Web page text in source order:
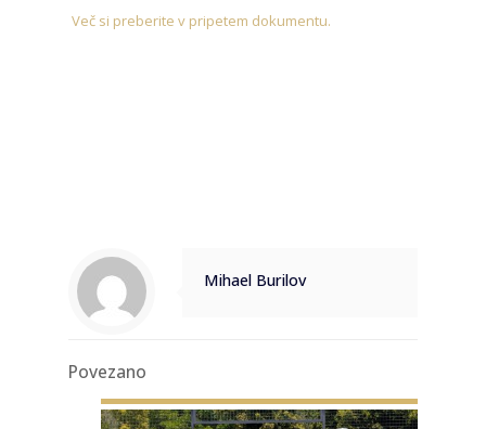
Več si preberite v pripetem dokumentu.
Mihael Burilov
Povezano